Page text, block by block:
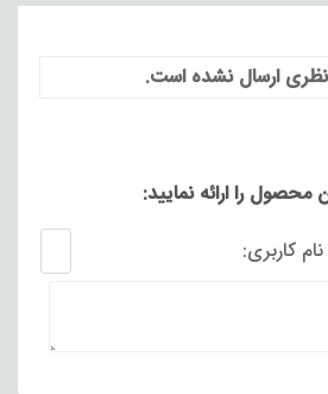
نظری ارسال نشده است.
را ارائه نمایید:
نام کاربری: